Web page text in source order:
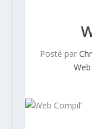
Posté par